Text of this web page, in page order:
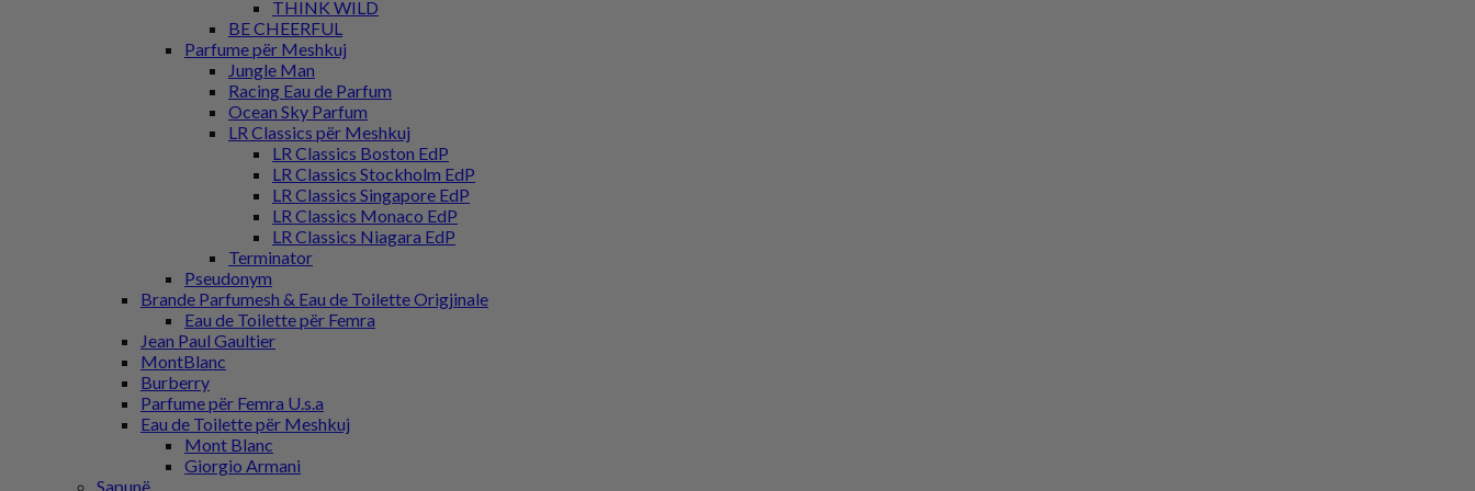
THINK WILD
BE CHEERFUL
Parfume për Meshkuj
Jungle Man
Racing Eau de Parfum
Ocean Sky Parfum
LR Classics për Meshkuj
LR Classics Boston EdP
LR Classics Stockholm EdP
LR Classics Singapore EdP
LR Classics Monaco EdP
LR Classics Niagara EdP
Terminator
Pseudonym
Brande Parfumesh & Eau de Toilette Origjinale
Eau de Toilette për Femra
Jean Paul Gaultier
MontBlanc
Burberry
Parfume për Femra U.s.a
Eau de Toilette për Meshkuj
Mont Blanc
Giorgio Armani
Sapunë